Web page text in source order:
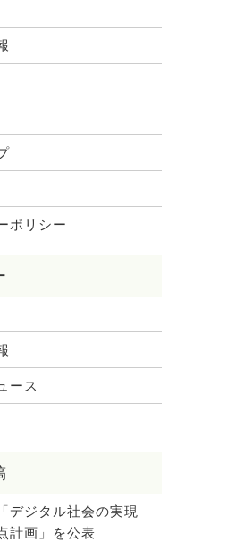
ポリシー
ース
デジタル社会の実現
計画」を公表